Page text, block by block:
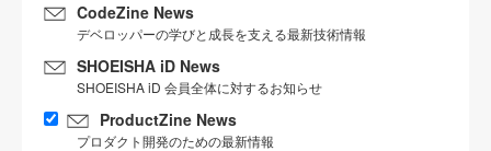
CodeZine News
デベロッパーの学びと成長を支える最新技術情報
SHOEISHA iD News
SHOEISHA iD 会員全体に対するお知らせ
ProductZine News
プロダクト開発のための最新情報